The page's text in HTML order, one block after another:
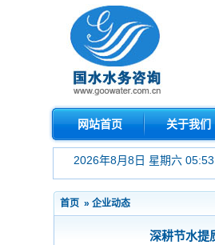
网站首页 关于我们
2026年8月8日 星期六
首页 » 企业动态
深耕节水提